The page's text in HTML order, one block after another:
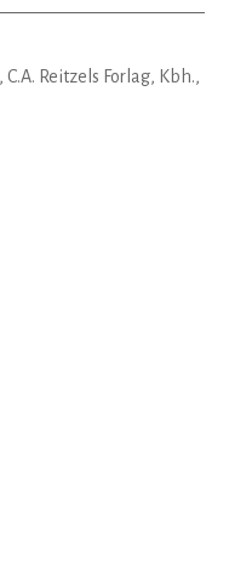
, C.A. Reitzels Forlag, Kbh.,